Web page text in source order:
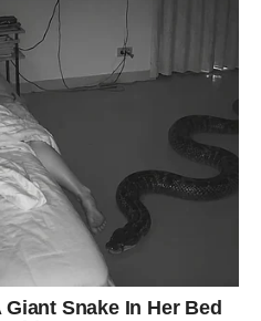
USPEH KOJI
da se hvali svojim planovima.
U prethodnom periodu,
koji su vas testirali, ali